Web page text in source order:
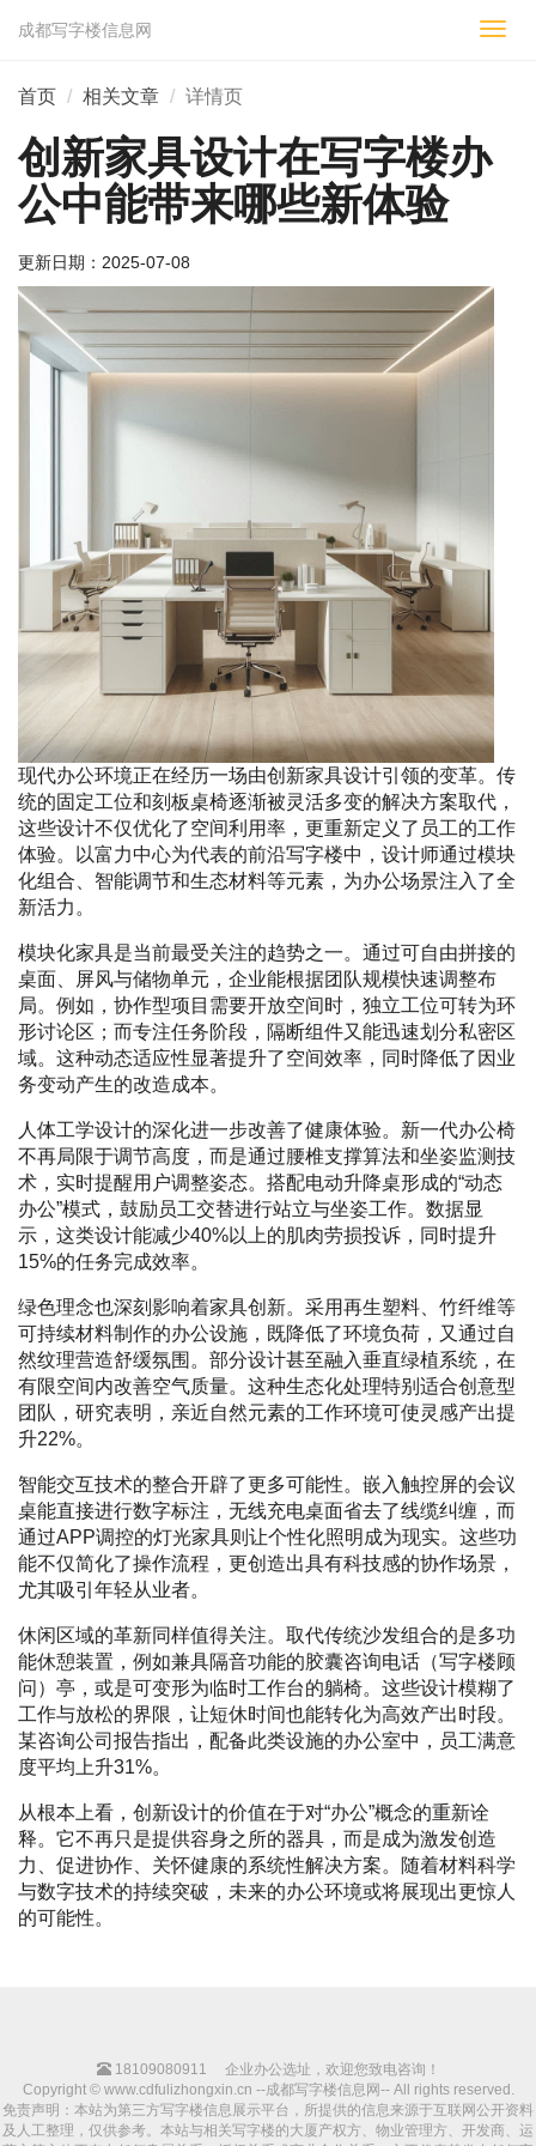
切
成都写字楼信息网
首页 相关文章 详情页
创新家具设计在写字楼办
公中能带来哪些新体验
更新日期： 2025-07-08
现代办公环境正在经历一场由创新家具设计引领的变革。传
统的固定工位和刻板桌椅逐渐被灵活多变的解决方案取代，
这些设计不仅优化了空间利用率，更重新定义了员工的工作
体验。以富力中心为代表的前沿写字楼中，设计师通过模块
化组合、智能调节和生态材料等元素，为办公场景注入了全
新活力。
模块化家具是当前最受关注的趋势之一。通过可自由拼接的
桌面、屏风与储物单元，企业能根据团队规模快速调整布
局。例如，协作型项目需要开放空间时，独立工位可转为环
形讨论区；而专注任务阶段，隔断组件又能迅速划分私密区
域。这种动态适应性显著提升了空间效率，同时降低了因业
务变动产生的改造成本。
人体工学设计的深化进一步改善了健康体验。新一代办公椅
不再局限于调节高度，而是通过腰椎支撑算法和坐姿监测技
术，实时提醒用户调整姿态。搭配电动升降桌形成的“动态
办公”模式，鼓励员工交替进行站立与坐姿工作。数据显
示，这类设计能减少40%以上的肌肉劳损投诉，同时提升
15%的任务完成效率。
绿色理念也深刻影响着家具创新。采用再生塑料、竹纤维等
可持续材料制作的办公设施，既降低了环境负荷，又通过自
然纹理营造舒缓氛围。部分设计甚至融入垂直绿植系统，在
有限空间内改善空气质量。这种生态化处理特别适合创意型
团队，研究表明，亲近自然元素的工作环境可使灵感产出提
升22%。
智能交互技术的整合开辟了更多可能性。嵌入触控屏的会议
桌能直接进行数字标注，无线充电桌面省去了线缆纠缠，而
通过APP调控的灯光家具则让个性化照明成为现实。这些功
能不仅简化了操作流程，更创造出具有科技感的协作场景，
尤其吸引年轻从业者。
休闲区域的革新同样值得关注。取代传统沙发组合的是多功
能休憩装置，例如兼具隔音功能的胶囊咨询电话（写字楼顾
问）亭，或是可变形为临时工作台的躺椅。这些设计模糊了
工作与放松的界限，让短休时间也能转化为高效产出时段。
某咨询公司报告指出，配备此类设施的办公室中，员工满意
度平均上升31%。
从根本上看，创新设计的价值在于对“办公”概念的重新诠
释。它不再只是提供容身之所的器具，而是成为激发创造
力、促进协作、关怀健康的系统性解决方案。随着材料科学
与数字技术的持续突破，未来的办公环境或将展现出更惊人
的可能性。
18109080911
企业办公选址，欢迎您致电咨询！
Copyright © www.cdfulizhongxin.cn --成都写字楼信息网-- All rights reserved.
免责声明：本站为第三方写字楼信息展示平台，所提供的信息来源于互联网公开资料
及人工整理，仅供参考。本站与相关写字楼的大厦产权方、物业管理方、开发商、运